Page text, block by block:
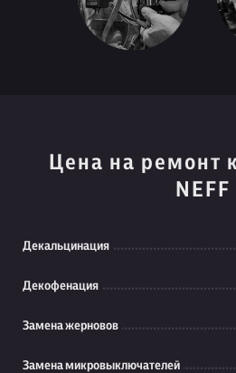
Цена на ремонт
NEFF
Декальцинация
Декофенация
Замена жерновов
Замена микровыключателей